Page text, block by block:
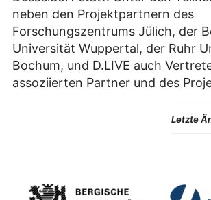
neben den Projektpartnern des
Forschungszentrums Jülich, der
Universität Wuppertal, der Ruhr
Bochum, und D.LIVE auch
assoziierten Partner und des
Letzte